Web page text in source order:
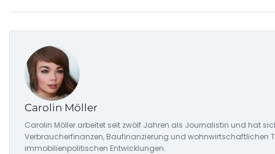
Carolin Möller
Carolin Möller arbeitet seit zwölf Jahren als Journalistin und hat
Verbraucherfinanzen, Baufinanzierung und wohnwirtschaftlichen
immobilienpolitischen Entwicklungen.